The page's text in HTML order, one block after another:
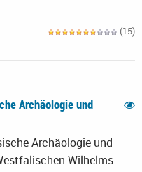
(15)
Archäologie und
Archäologie und
Wilhelms-